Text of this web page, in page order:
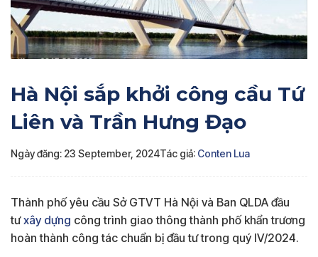
Hà Nội sắp khởi công cầu Tứ
Liên và Trần Hưng Đạo
Ngày đăng: 23 September, 2024Tác giả: Conten Lua
Thành phố yêu cầu Sở GTVT Hà Nội và Ban QLDA đầu
tưxây dựng công trình giao thông thành phố khẩn trương
hoàn thành công tác chuẩn bị đầu tư trong quý IV/2024.